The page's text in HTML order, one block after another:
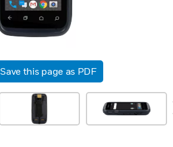
Save this page as PDF